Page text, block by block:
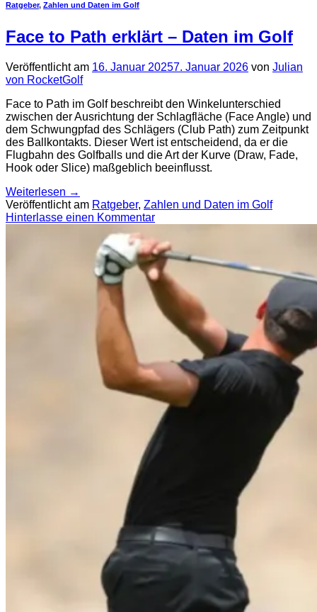
Ratgeber, Zahlen und Daten im Golf
Face to Path erklärt – Daten im Golf
Veröffentlicht am 16. Januar 20257. Januar 2026 von Julian
von RocketGolf
Face to Path im Golf beschreibt den Winkelunterschied
zwischen der Ausrichtung der Schlagfläche (Face Angle) und
dem Schwungpfad des Schlägers (Club Path) zum Zeitpunkt
des Ballkontakts. Dieser Wert ist entscheidend, da er die
Flugbahn des Golfballs und die Art der Kurve (Draw, Fade,
Hook oder Slice) maßgeblich beeinflusst.
Weiterlesen →
Veröffentlicht am Ratgeber, Zahlen und Daten im Golf
Hinterlasse einen Kommentar